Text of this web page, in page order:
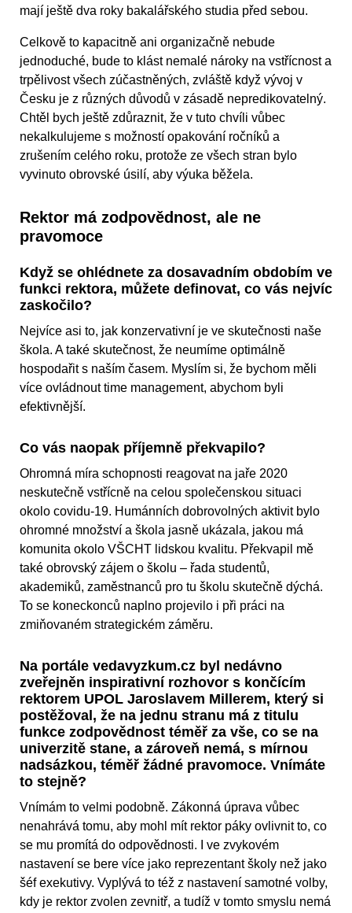
mají ještě dva roky bakalářského studia před sebou.
Celkově to kapacitně ani organizačně nebude
jednoduché, bude to klást nemalé nároky na vstřícnost a
trpělivost všech zúčastněných, zvláště když vývoj v
Česku je z různých důvodů v zásadě nepredikovatelný.
Chtěl bych ještě zdůraznit, že v tuto chvíli vůbec
nekalkulujeme s možností opakování ročníků a
zrušením celého roku, protože ze všech stran bylo
vyvinuto obrovské úsilí, aby výuka běžela.
Rektor má zodpovědnost, ale ne
pravomoce
Když se ohlédnete za dosavadním obdobím ve
funkci rektora, můžete definovat, co vás nejvíc
zaskočilo?
Nejvíce asi to, jak konzervativní je ve skutečnosti naše
škola. A také skutečnost, že neumíme optimálně
hospodařit s naším časem. Myslím si, že bychom měli
více ovládnout time management, abychom byli
efektivnější.
Co vás naopak příjemně překvapilo?
Ohromná míra schopnosti reagovat na jaře 2020
neskutečně vstřícně na celou společenskou situaci
okolo covidu-19. Humánních dobrovolných aktivit bylo
ohromné množství a škola jasně ukázala, jakou má
komunita okolo VŠCHT lidskou kvalitu. Překvapil mě
také obrovský zájem o školu – řada studentů,
akademiků, zaměstnanců pro tu školu skutečně dýchá.
To se koneckonců naplno projevilo i při práci na
zmiňovaném strategickém záměru.
Na portále vedavyzkum.cz byl nedávno
zveřejněn inspirativní rozhovor s končícím
rektorem UPOL Jaroslavem Millerem, který si
postěžoval, že na jednu stranu má z titulu
funkce zodpovědnost téměř za vše, co se na
univerzitě stane, a zároveň nemá, s mírnou
nadsázkou, téměř žádné pravomoce. Vnímáte
to stejně?
Vnímám to velmi podobně. Zákonná úprava vůbec
nenahrává tomu, aby mohl mít rektor páky ovlivnit to, co
se mu promítá do odpovědnosti. I ve zvykovém
nastavení se bere více jako reprezentant školy než jako
šéf exekutivy. Vyplývá to též z nastavení samotné volby,
kdy je rektor zvolen zevnitř, a tudíž v tomto smyslu nemá